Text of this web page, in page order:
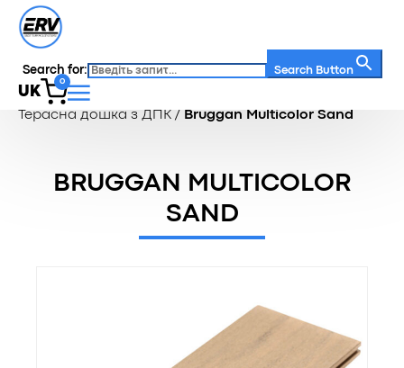
Search for: Search Button
UK
0
Головна / Каталог
Терасна дошка з ДПК / Bruggan Multicolor Sand
BRUGGAN MULTICOLOR
SAND